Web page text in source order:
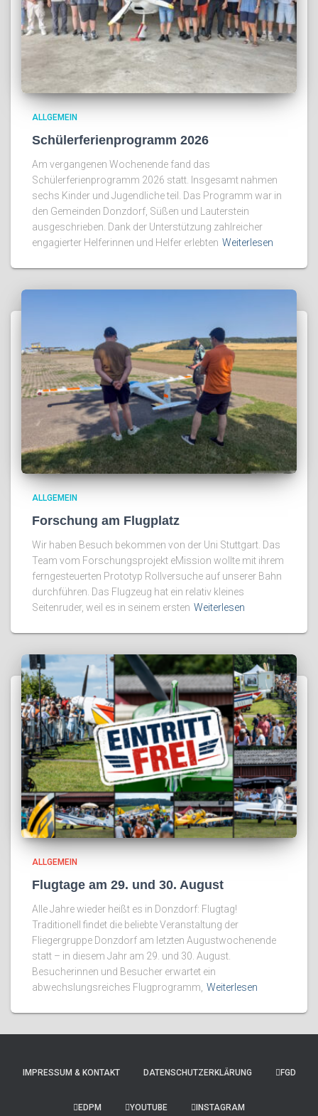
ALLGEMEIN
Schülerferienprogramm 2026
Am vergangenen Wochenende fand das
Schülerferienprogramm 2026 statt. Insgesamt nahmen
sechs Kinder und Jugendliche teil. Das Programm war in
den Gemeinden Donzdorf, Süßen und Lauterstein
ausgeschrieben. Dank der Unterstützung zahlreicher
engagierter Helferinnen und Helfer erlebten Weiterlesen
ALLGEMEIN
Forschung am Flugplatz
Wir haben Besuch bekommen von der Uni Stuttgart. Das
Team vom Forschungsprojekt eMission wollte mit ihrem
ferngesteuerten Prototyp Rollversuche auf unserer Bahn
durchführen. Das Flugzeug hat ein relativ kleines
Seitenruder, weil es in seinem ersten Weiterlesen
ALLGEMEIN
Flugtage am 29. und 30. August
Alle Jahre wieder heißt es in Donzdorf: Flugtag!
Traditionell findet die beliebte Veranstaltung der
Fliegergruppe Donzdorf am letzten Augustwochenende
statt – in diesem Jahr am 29. und 30. August.
Besucherinnen und Besucher erwartet ein
abwechslungsreiches Flugprogramm, Weiterlesen
IMPRESSUM & KONTAKT DATENSCHUTZERKLÄRUNG FGD
EDPM YOUTUBE INSTAGRAM